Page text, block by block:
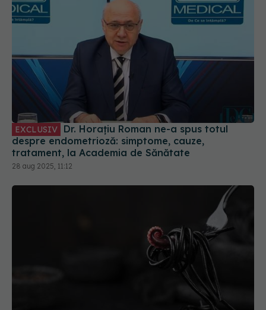
EXCLUSIV
despre endometrioză: simptome, cauze,
tratament, la Academia de Sănătate
28 aug 2025, 11:12